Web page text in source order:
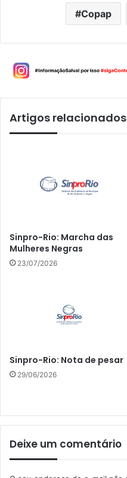
Copap
Artigos relacionados
Sinpro-Rio: Marcha das
Mulheres Negras
23/07/2026
Sinpro-Rio: Nota de pesar
29/06/2026
Deixe um comentário